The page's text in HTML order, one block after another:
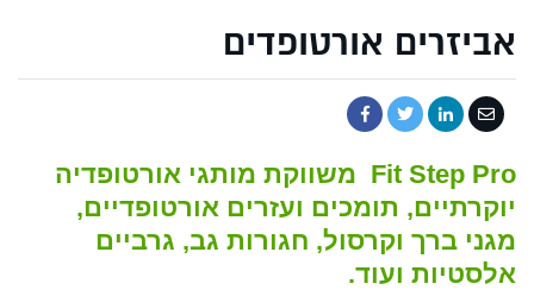
אביזרים אורטופדים
Fit Step Pro משווקת מותגי אורטופדיה
יוקרתיים, תומכים ועזרים אורטופדיים,
מגני ברך וקרסול, חגורות גב, גרביים
אלסטיות ועוד.